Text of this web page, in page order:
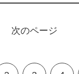
次のページ